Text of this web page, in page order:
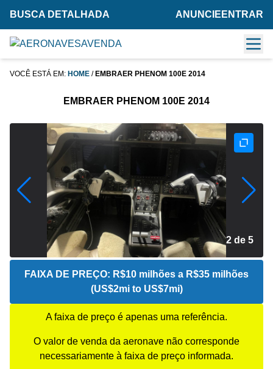
BUSCA DETALHADA ANUNCIE ENTRAR
VOCÊ ESTÁ EM: HOME / EMBRAER PHENOM 100E 2014
EMBRAER PHENOM 100E 2014
2 de 5
FAIXA DE PREÇO: R$10 milhões a R$35 milhões
(US$2mi to US$7mi)
A faixa de preço é apenas uma referência.
O valor de venda da aeronave não corresponde
necessariamente à faixa de preço informada.